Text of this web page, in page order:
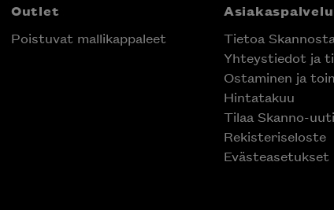
Outlet
Poistuvat mallikappaleet
Asiakaspalvelu
Tietoa
Yhteystiedot ja
Ostaminen ja
Hintatakuu
Tilaa Skanno-
Rekisteriseloste
Evästeasetukset